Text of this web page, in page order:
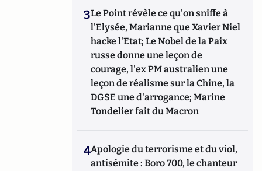
3Le Point révèle ce qu'on sniffe à
l'Elysée, Marianne que Xavier Niel
hacke l'Etat; Le Nobel de la Paix
russe donne une leçon de
courage, l'ex PM australien une
leçon de réalisme sur la Chine, la
DGSE une d'arrogance; Marine
Tondelier fait du Macron
4Apologie du terrorisme et du viol,
antisémite : Boro 700, le chanteur